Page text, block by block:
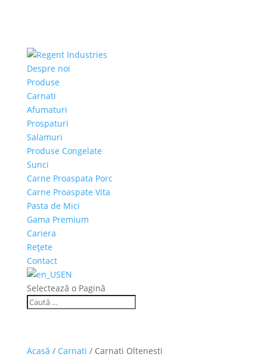
Despre noi
Produse
Carnati
Afumaturi
Prospaturi
Salamuri
Produse Congelate
Sunci
Carne Proaspata Porc
Carne Proaspate Vita
Pasta de Mici
Gama Premium
Cariera
Rețete
Contact
EN
Selectează o Pagină
Acasă / Carnati / Carnati Oltenesti